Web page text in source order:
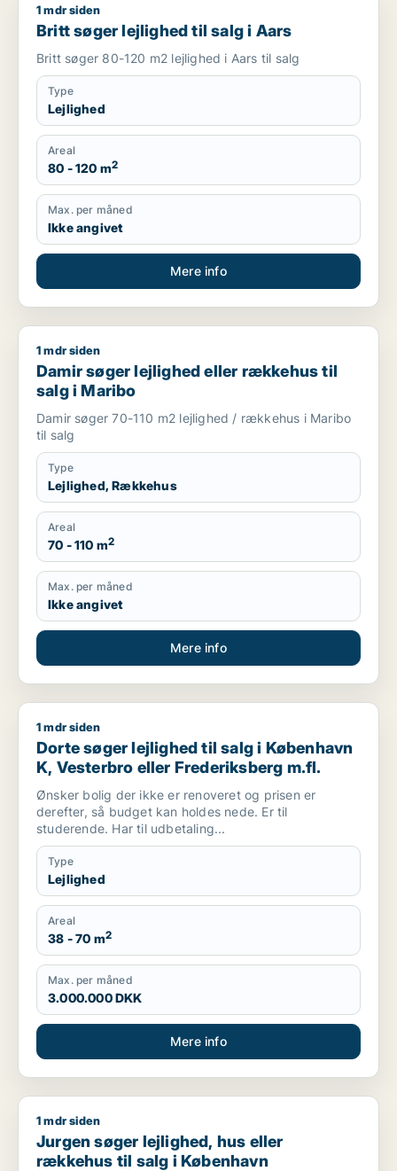
Britt søger lejlighed til salg i Aars
1 mdr siden
Britt søger lejlighed til salg i Aars
Britt søger 80-120 m2 lejlighed i Aars til salg
Type
Lejlighed
Areal
80 - 120 m2
Max. per måned
Ikke angivet
Mere info
Damir søger lejlighed eller rækkehus til salg i Maribo
1 mdr siden
Damir søger lejlighed eller rækkehus til
salg i Maribo
Damir søger 70-110 m2 lejlighed / rækkehus i Maribo
til salg
Type
Lejlighed, Rækkehus
Areal
70 - 110 m2
Max. per måned
Ikke angivet
Mere info
Dorte søger lejlighed til salg i København K, Vesterbro eller
1 mdr siden
Dorte søger lejlighed til salg i København
K, Vesterbro eller Frederiksberg m.fl.
Ønsker bolig der ikke er renoveret og prisen er
derefter, så budget kan holdes nede. Er til
studerende. Har til udbetaling...
Type
Lejlighed
Areal
38 - 70 m2
Max. per måned
3.000.000 DKK
Mere info
Jurgen søger lejlighed, hus eller rækkehus til salg i
1 mdr siden
Jurgen søger lejlighed, hus eller
rækkehus til salg i København